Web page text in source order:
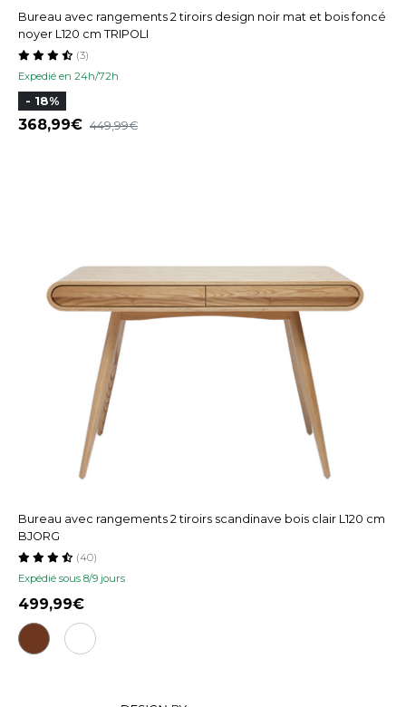
Bureau avec rangements 2 tiroirs design noir mat et bois foncé
noyer L120 cm TRIPOLI
Expedié en 24h/72h
(3)
- 18%
368,99 449,99
Bureau avec rangements 2 tiroirs scandinave bois clair L120 cm
BJORG
Expédié sous 8/9 jours
(40)
499,99